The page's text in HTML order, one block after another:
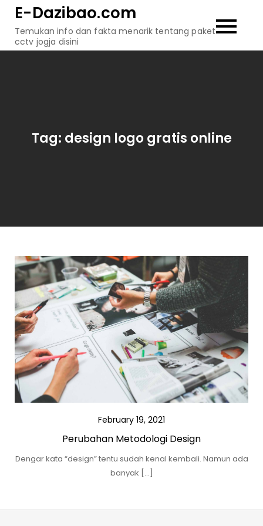
content
E-Dazibao.com
Temukan info dan fakta menarik tentang paket
cctv jogja disini
Tag: design logo gratis online
February 19, 2021
Perubahan Metodologi Design
Dengar kata “design” tentu sudah kenal kembali. Namun ada
banyak […]